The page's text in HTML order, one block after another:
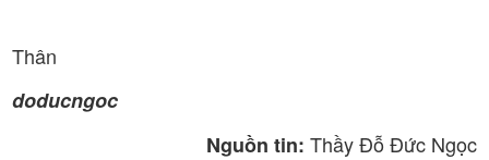
Thân
doducngoc
Nguồn tin: Thầy Đỗ Đức Ngọc